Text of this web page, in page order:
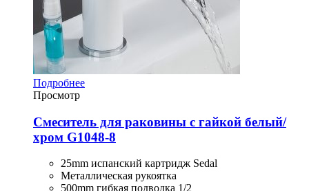
Подробнее
Просмотр
Смеситель для раковины с гайкой белый/
хром G1048-8
25mm испанский картридж Sedal
Металлическая рукоятка
500mm гибкая подводка 1/2